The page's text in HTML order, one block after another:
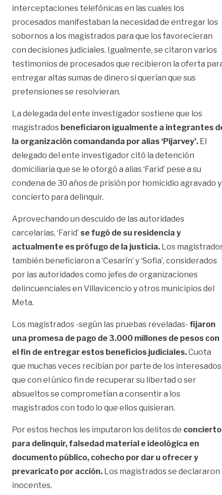
interceptaciones telefónicas en las cuales los
procesados manifestaban la necesidad de entregar los
sobornos a los magistrados para que los favorecieran
con decisiones judiciales. Igualmente, se citaron varios
testimonios de procesados que recibieron la oferta
entregar altas sumas de dinero si querían que sus
pretensiones se resolvieran.
La delegada del ente investigador sostiene que los
magistrados beneficiaron igualmente a integrantes
la organización comandanda por alias ‘Pijarvey’. El
delegado del ente investigador citó la detención
domiciliaria que se le otorgó a alias ‘Farid’ pese a su
condena de 30 años de prisión por homicidio agravado y
concierto para delinquir.
Aprovechando un descuido de las autoridades
carcelarias, ‘Farid’ se fugó de su residencia y
actualmente es prófugo de la justicia. Los
también beneficiaron a ‘Cesarín’ y ‘Sofia’, considerados
por las autoridades como jefes de organizaciones
delincuenciales en Villavicencio y otros municipios del
Meta.
Los magistrados -según las pruebas reveladas- fijaron
una promesa de pago de 3.000 millones de pesos con
el fin de entregar estos beneficios judiciales.Cuota
que muchas veces recibían por parte de los
que con el único fin de recuperar su libertad o ser
absueltos se comprometían a consentir a los
magistrados con todo lo que ellos quisieran.
Por estos hechos les imputaron los delitos de concierto
para delinquir, falsedad material e ideológica en
documento público, cohecho por dar u ofrecer y
prevaricato por acción. Los magistrados se declararon
inocentes.